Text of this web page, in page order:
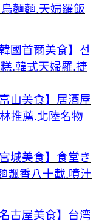
麵麵.天婦羅飯
國首爾美食】선
.韓式天婦羅.捷
山美食】居酒屋
推薦.北陸名物
城美食】食堂き
飄香八十載.噴汁
古屋美食】台湾